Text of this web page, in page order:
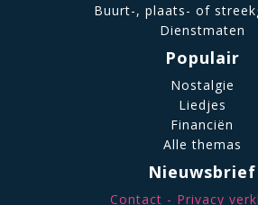
Buurt-, plaats- of
Dienstmaten
Populair
Nostalgie
Liedjes
Financiën
Alle themas
Nieuwsbrief
Contact Privacy